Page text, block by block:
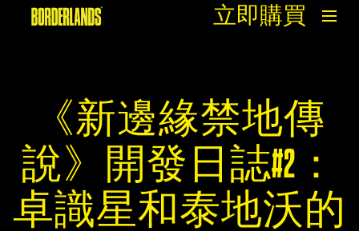
立即購買
《新邊緣禁地傳
說》開發日誌#2：
卓識星和泰地沃的